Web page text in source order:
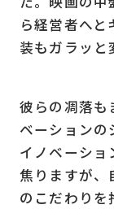
ら経営者へ
装もガラッと
彼らの凋落も
ベーションの
イノベーシ
焦りますが、
のこだわりを